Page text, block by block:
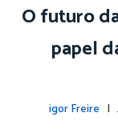
O futuro
papel
igor Freire |